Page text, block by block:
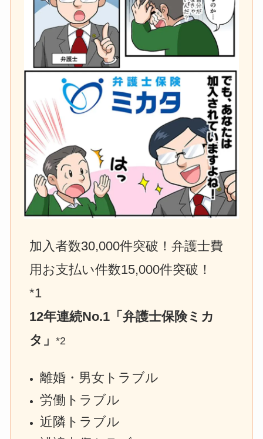
加入者数30,000件突破！弁護士費
用お支払い件数15,000件突破！
*1
12年連続No.1「弁護士保険ミカ
タ」*2
離婚・男女トラブル
労働トラブル
近隣トラブル